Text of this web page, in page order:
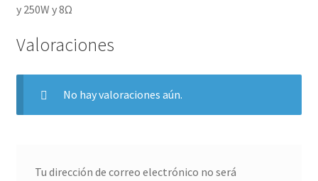
y 250W y 8Ω
Valoraciones
No hay valoraciones aún.
Tu dirección de correo electrónico no será